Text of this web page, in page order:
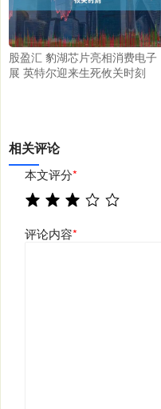
股盈汇 豹湖芯片亮相消费电子
展 英特尔迎来生死攸关时刻
相关评论
本文评分*
评论内容*